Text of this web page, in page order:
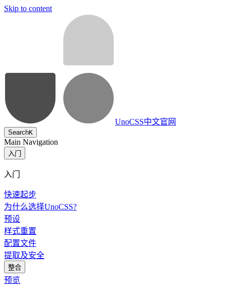
Skip to content
UnoCSS中文官网
SearchK
Main Navigation
入门
入门
快速起步
为什么选择UnoCSS?
预设
样式重置
配置文件
提取及安全
整合
预览